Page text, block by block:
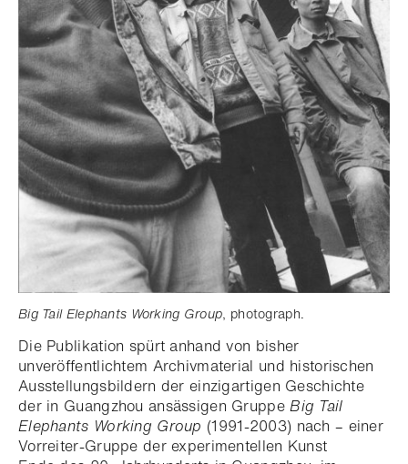
Big Tail Elephants Working Group, photograph.
Die Publikation spürt anhand von bisher
unveröffentlichtem Archivmaterial und historischen
Ausstellungsbildern der einzigartigen Geschichte
der in Guangzhou ansässigen GruppeBig Tail
Elephants Working Group (1991-2003) nach – einer
Vorreiter-Gruppe der experimentellen Kunst